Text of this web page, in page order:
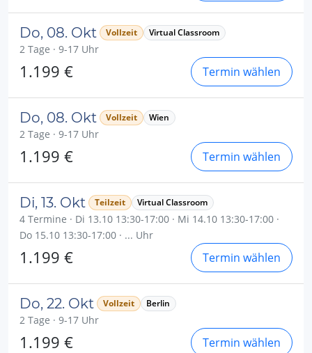
Do, 08. Okt Vollzeit Virtual Classroom
2 Tage · 9-17 Uhr
1.199 € Termin wählen
Do, 08. Okt Vollzeit Wien
2 Tage · 9-17 Uhr
1.199 € Termin wählen
Di, 13. Okt Teilzeit Virtual Classroom
4 Termine · Di 13.10 13:30-17:00 · Mi 14.10 13:30-17:00 ·
Do 15.10 13:30-17:00 · ... Uhr
1.199 € Termin wählen
Do, 22. Okt Vollzeit Berlin
2 Tage · 9-17 Uhr
1.199 € Termin wählen